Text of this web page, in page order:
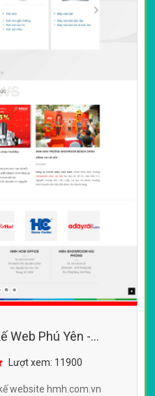
Web Phú Yên -
Lượt xem: 11900
website hmh.com.vn